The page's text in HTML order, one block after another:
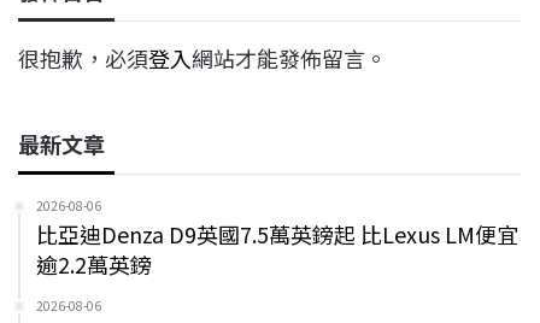
很抱歉，必須登入網站才能發佈留言。
最新文章
2026-08-06
比亞迪Denza D9英國7.5萬英鎊起 比Lexus LM便宜
逾2.2萬英鎊
2026-08-06